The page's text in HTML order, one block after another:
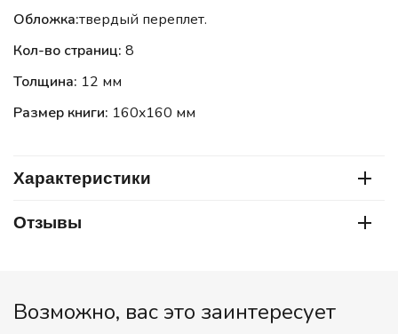
Обложка:твердый переплет.
Кол-во страниц: 8
Толщина: 12 мм
Размер книги: 160x160 мм
Характеристики
Отзывы
Возможно, вас это заинтересует